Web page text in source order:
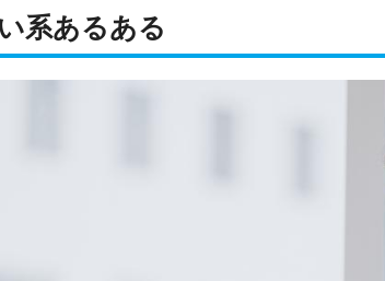
系あるある